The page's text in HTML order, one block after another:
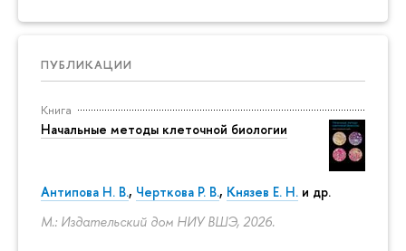
ПУБЛИКАЦИИ
Книга
Начальные методы клеточной биологии
Антипова Н. В., Черткова Р. В., Князев Е. Н. и др.
М.: Издательский дом НИУ ВШЭ, 2026.